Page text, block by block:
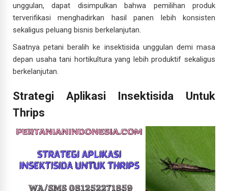
unggulan, dapat disimpulkan bahwa pemilihan produk
terverifikasi menghadirkan hasil panen lebih konsisten
sekaligus peluang bisnis berkelanjutan.
Saatnya petani beralih ke insektisida unggulan demi masa
depan usaha tani hortikultura yang lebih produktif sekaligus
berkelanjutan.
Strategi Aplikasi Insektisida Untuk
Thrips